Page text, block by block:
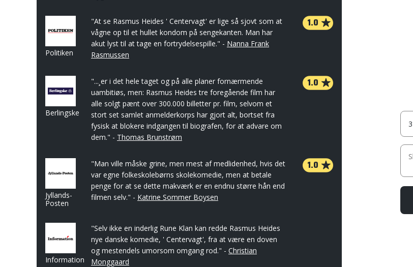
Politiken
"At se Rasmus Heides ' Centervagt' er lige så sjovt som at
vågne op til et hullet kondom på sengekanten. Man har
akut lyst til at tage en fortrydelsespille." - Nanna Frank
Rasmussen
1.0
Berlingske
"...¸er i det hele taget og på alle planer fornærmende
uambitiøs, men: Rasmus Heides tre foregående film har
alle solgt pænt over 300.000 billetter pr. film, selvom et
stort set samlet anmelderkorps har gjort alt, bortset fra
fysisk at blokere indgangen til biografen, for at advare om
dem." - Thomas Brunstrøm
1.0
Jyllands-
Posten
"Man ville måske grine, men mest af medlidenhed, hvis det
var egne folkeskolebørns skolekomedie, men at betale
penge for at se dette makværk er en endnu større hån end
filmen selv." - Katrine Sommer Boysen
1.0
Information
"Selv ikke en inderlig Rune Klan kan redde Rasmus Heides
nye danske komedie, ' Centervagt', fra at være en doven
og mestendels umorsom omgang rod." - Christian
Monggaard